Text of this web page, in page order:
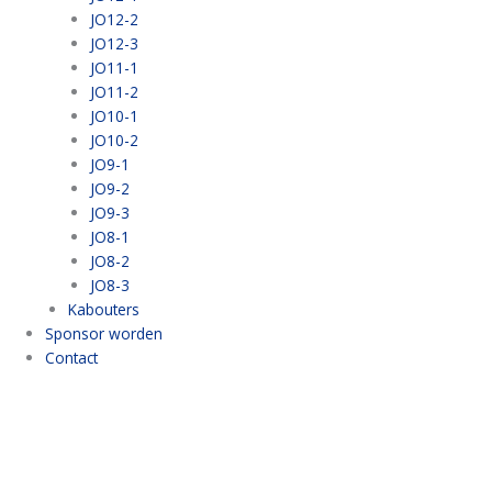
JO12-2
JO12-3
JO11-1
JO11-2
JO10-1
JO10-2
JO9-1
JO9-2
JO9-3
JO8-1
JO8-2
JO8-3
Kabouters
Sponsor worden
Contact